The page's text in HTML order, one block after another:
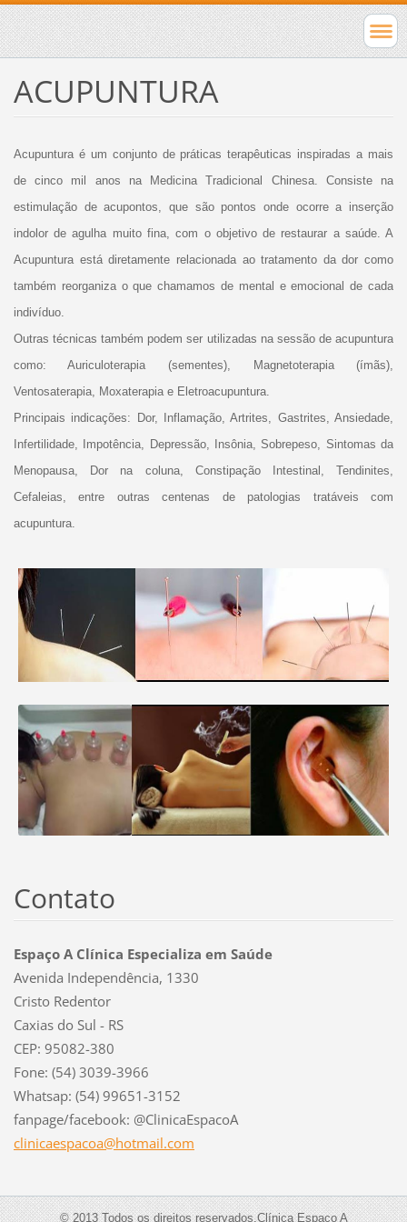
ACUPUNTURA
Acupuntura é um conjunto de práticas terapêuticas inspiradas a mais
de cinco mil anos na Medicina Tradicional Chinesa. Consiste na
estimulação de acupontos, que são pontos onde ocorre a inserção
indolor de agulha muito fina, com o objetivo de restaurar a saúde. A
Acupuntura está diretamente relacionada ao tratamento da dor como
também reorganiza o que chamamos de mental e emocional de cada
indivíduo.
Outras técnicas também podem ser utilizadas na sessão de acupuntura
como: Auriculoterapia (sementes), Magnetoterapia (ímãs),
Ventosaterapia, Moxaterapia e Eletroacupuntura.
Principais indicações: Dor, Inflamação, Artrites, Gastrites, Ansiedade,
Infertilidade, Impotência, Depressão, Insônia, Sobrepeso, Sintomas da
Menopausa, Dor na coluna, Constipação Intestinal, Tendinites,
Cefaleias, entre outras centenas de patologias tratáveis com
acupuntura.
Contato
Espaço A Clínica Especializa em Saúde
Avenida Independência, 1330
Cristo Redentor
Caxias do Sul - RS
CEP: 95082-380
Fone: (54) 3039-3966
Whatsap: (54) 99651-3152
fanpage/facebook: @ClinicaEspacoA
clinicaespacoa@hotmail.com
© 2013 Todos os direitos reservados.Clínica Espaço A